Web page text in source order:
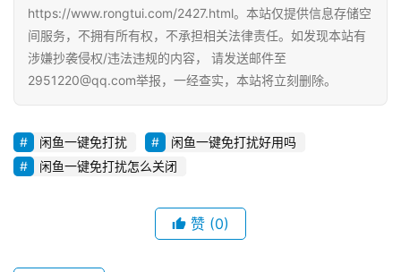
运
营
直
播
货
登录 注册
https://www.rongtui.com/2427.html。本站仅提供信息存储空
间服务，不拥有所有权，不承担相关法律责任。如发现本站有
涉嫌抄袭侵权/违法违规的内容， 请发送邮件至
2951220@qq.com举报，一经查实，本站将立刻删除。
闲鱼一键免打扰
闲鱼一键免打扰好用吗
闲鱼一键免打扰怎么关闭
赞 (0)